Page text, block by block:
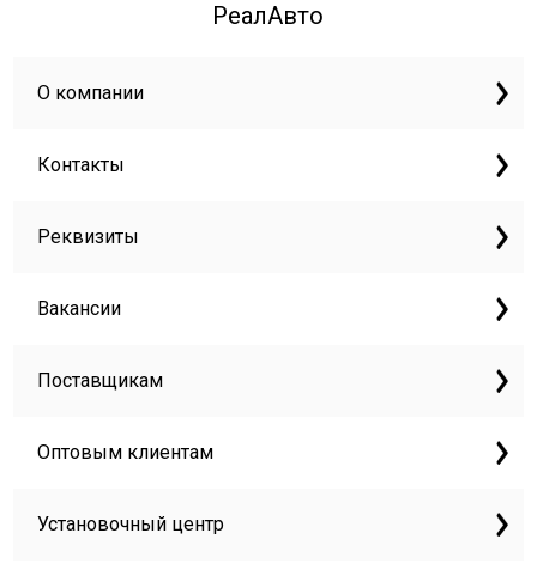
РеалАвто
О компании
Контакты
Реквизиты
Вакансии
Поставщикам
Оптовым клиентам
Установочный центр